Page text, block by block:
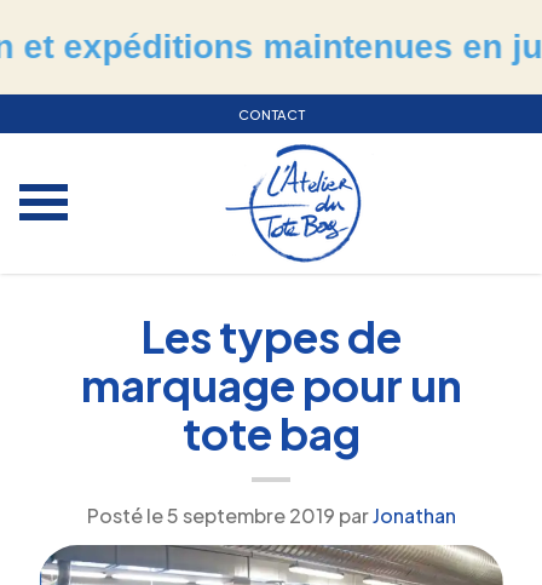
maintenues en juillet
CONTACT
Les types de
marquage pour un
tote bag
Posté le5 septembre 2019 parJonathan